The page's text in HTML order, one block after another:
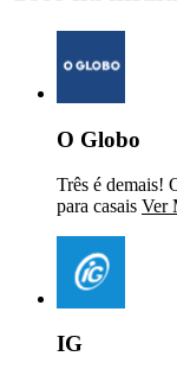
O Globo
Três é demais!
para casais Ver
IG